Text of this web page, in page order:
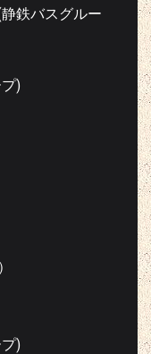
鉄バスグルー
)
)